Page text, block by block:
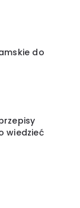
do
wiedzieć